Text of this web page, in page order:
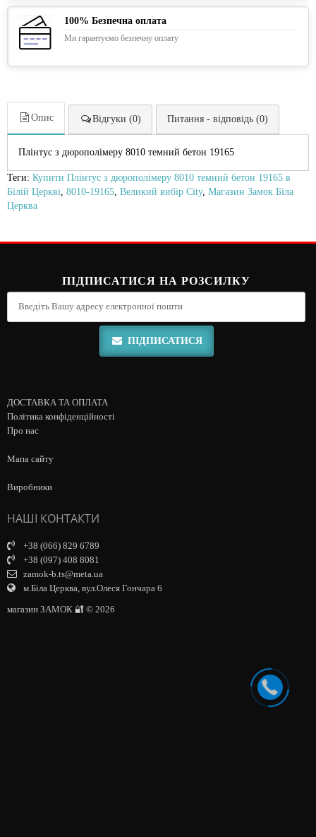
100% Безпечна оплата
Ми гарантуємо безпечну оплату
Опис Відгуки (0) Питання - відповідь (0)
Плінтус з дюрополімеру 8010 темний бетон 19165
Теги: Купити Плінтус з дюрополімеру 8010 темний бетон 19165 в
Білій Церкві 8010-19165 Великий вибір City, Магазин Замок Біла
Церква
ПІДПИСАТИСЯ НА РОЗСИЛКУ
ПІДПИСАТИСЯ
ДОСТАВКА ТА ОПЛАТА
Політика конфіденційності
Про нас
Мапа сайту
Виробники
НАШІ КОНТАКТИ
+38 (066) 829 6789
+38 (097) 408 8081
zamok-b.ts@meta.ua
м.Біла Церква, вул.Олеся Гончара 6
магазин ЗАМОК 🔐 © 2026